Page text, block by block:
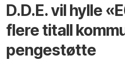
D.D.E. vil hylle
flere titall
pengestøtte